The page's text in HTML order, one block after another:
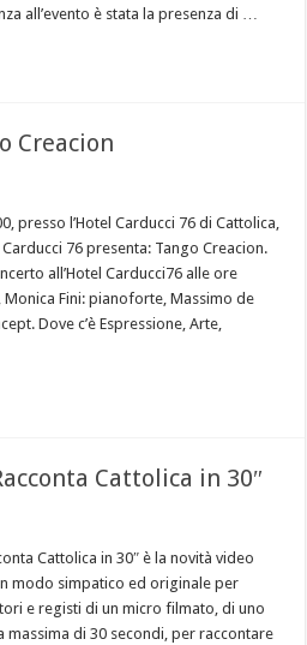
all’evento è stata la presenza di …
Creacion
presso l’Hotel Carducci 76 di Cattolica,
76 presenta: Tango Creacion.
all’Hotel Carducci76 alle ore
Monica Fini: pianoforte, Massimo de
Dove c’è Espressione, Arte,
Cattolica in 30″
Cattolica in 30″ è la novità video
modo simpatico ed originale per
e registi di un micro filmato, di uno
di 30 secondi, per raccontare